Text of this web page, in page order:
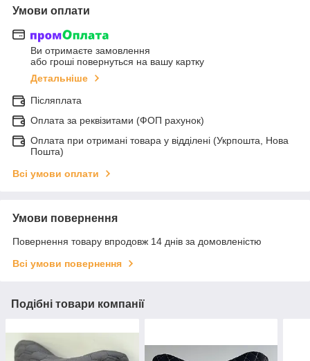
Умови оплати
Ви отримаєте замовлення
або гроші повернуться на вашу картку
Детальніше
Післяплата
Оплата за реквізитами (ФОП рахунок)
Оплата при отримані товара у відділені (Укрпошта, Нова
Пошта)
Всі умови оплати
Умови повернення
Повернення товару впродовж 14 днів за домовленістю
Всі умови повернення
Подібні товари компанії